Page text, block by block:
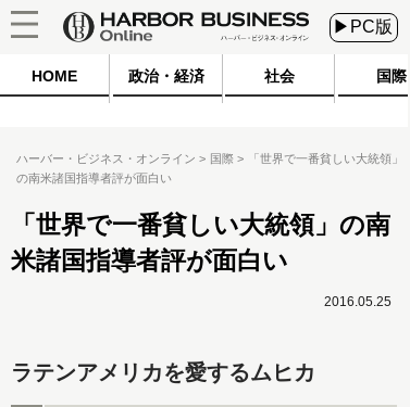
▶PC版
HOME 政治・経済 社会 国際
ハーバー・ビジネス・オンライン 国際
「世界で一番貧しい大統領」
の南米諸国指導者評が面白い
「世界で一番貧しい大統領」の南
米諸国指導者評が面白い
2016.05.25
ラテンアメリカを愛するムヒカ